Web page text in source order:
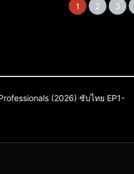
1 2 3
Adventure Comedy
Drama
ลี
(2026) ซับไทย EP1-